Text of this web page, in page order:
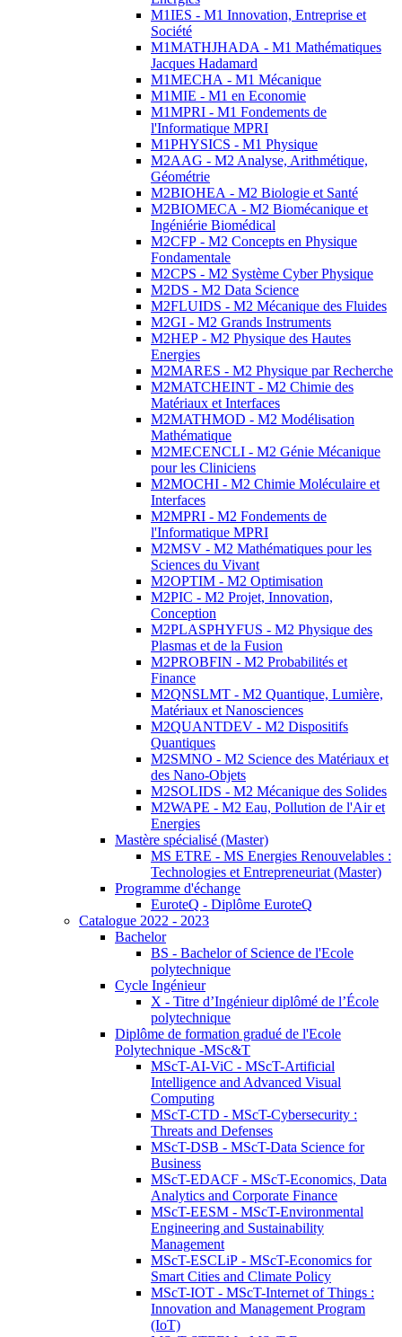
M1IES - M1 Innovation, Entreprise et
Société
M1MATHJHADA - M1 Mathématiques
Jacques Hadamard
M1MECHA - M1 Mécanique
M1MIE - M1 en Economie
M1MPRI - M1 Fondements de
l'Informatique MPRI
M1PHYSICS - M1 Physique
M2AAG - M2 Analyse, Arithmétique,
Géométrie
M2BIOHEA - M2 Biologie et Santé
M2BIOMECA - M2 Biomécanique et
Ingéniérie Biomédical
M2CFP - M2 Concepts en Physique
Fondamentale
M2CPS - M2 Système Cyber Physique
M2DS - M2 Data Science
M2FLUIDS - M2 Mécanique des Fluides
M2GI - M2 Grands Instruments
M2HEP - M2 Physique des Hautes
Energies
M2MARES - M2 Physique par Recherche
M2MATCHEINT - M2 Chimie des
Matériaux et Interfaces
M2MATHMOD - M2 Modélisation
Mathématique
M2MECENCLI - M2 Génie Mécanique
pour les Cliniciens
M2MOCHI - M2 Chimie Moléculaire et
Interfaces
M2MPRI - M2 Fondements de
l'Informatique MPRI
M2MSV - M2 Mathématiques pour les
Sciences du Vivant
M2OPTIM - M2 Optimisation
M2PIC - M2 Projet, Innovation,
Conception
M2PLASPHYFUS - M2 Physique des
Plasmas et de la Fusion
M2PROBFIN - M2 Probabilités et
Finance
M2QNSLMT - M2 Quantique, Lumière,
Matériaux et Nanosciences
M2QUANTDEV - M2 Dispositifs
Quantiques
M2SMNO - M2 Science des Matériaux et
des Nano-Objets
M2SOLIDS - M2 Mécanique des Solides
M2WAPE - M2 Eau, Pollution de l'Air et
Energies
Mastère spécialisé (Master)
MS ETRE - MS Energies Renouvelables :
Technologies et Entrepreneuriat (Master)
Programme d'échange
EuroteQ - Diplôme EuroteQ
Catalogue 2022 - 2023
Bachelor
BS - Bachelor of Science de l'Ecole
polytechnique
Cycle Ingénieur
X - Titre d’Ingénieur diplômé de l’École
polytechnique
Diplôme de formation gradué de l'Ecole
Polytechnique -MSc&T
MScT-AI-ViC - MScT-Artificial
Intelligence and Advanced Visual
Computing
MScT-CTD - MScT-Cybersecurity :
Threats and Defenses
MScT-DSB - MScT-Data Science for
Business
MScT-EDACF - MScT-Economics, Data
Analytics and Corporate Finance
MScT-EESM - MScT-Environmental
Engineering and Sustainability
Management
MScT-ESCLiP - MScT-Economics for
Smart Cities and Climate Policy
MScT-IOT - MScT-Internet of Things :
Innovation and Management Program
(IoT)